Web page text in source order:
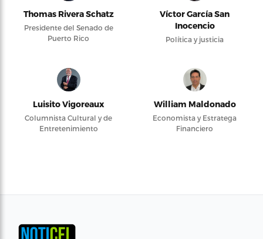
Thomas Rivera Schatz
Presidente del Senado de
Puerto Rico
Víctor García San
Inocencio
Política y justicia
Luisito Vigoreaux
Columnista Cultural y de
Entretenimiento
William Maldonado
Economista y Estratega
Financiero